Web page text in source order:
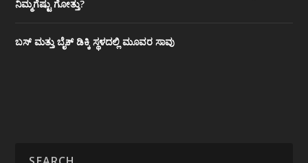
ನಿಮ್ಮಗೆಷ್ಟು ಗೋತ್ತು?
ಬಸ್ ಮತ್ತು ಬೈಕ್ ಡಿಕ್ಕಿ ಸ್ಥಳದಲ್ಲಿ ಮೂವರ ಸಾವು